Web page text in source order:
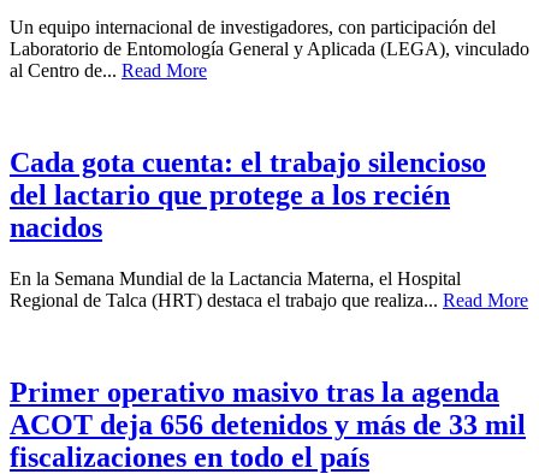
Un equipo internacional de investigadores, con participación del
Laboratorio de Entomología General y Aplicada (LEGA), vinculado
al Centro de... Read More
Cada gota cuenta: el trabajo silencioso
del lactario que protege a los recién
nacidos
En la Semana Mundial de la Lactancia Materna, el Hospital
Regional de Talca (HRT) destaca el trabajo que realiza... Read More
Primer operativo masivo tras la agenda
ACOT deja 656 detenidos y más de 33 mil
fiscalizaciones en todo el país